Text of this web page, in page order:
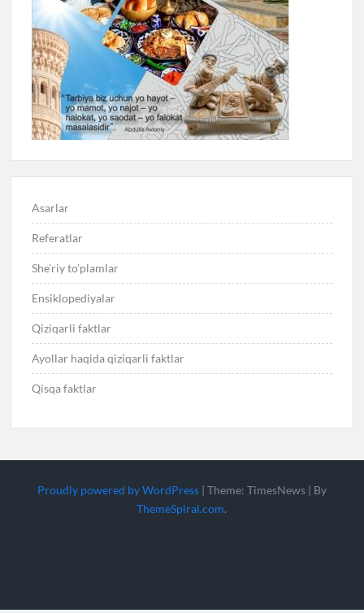
Asarlar
Referatlar
She’riy to’plamlar
Ensiklopediyalar
Qiziqarli faktlar
Ayollar haqida qiziqarli faktlar
Qisqa faktlar
Proudly powered by WordPress | Theme: TimesNews | By
ThemeSpiral.com.